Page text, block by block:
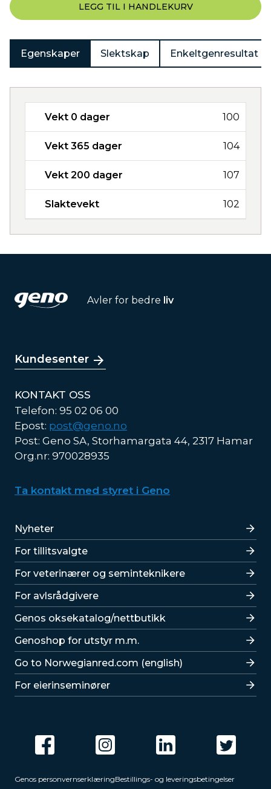
LEGG TIL I HANDLEKURV
Egenskaper Slektskap Enkeltgenresultat
Vekt 0 dager 100
Vekt 365 dager 104
Vekt 200 dager 107
Slaktevekt 102
Avler for bedre liv
Kundesenter
KONTAKT OSS
Telefon: 95 02 06 00
Epost: post@geno.no
Post: Geno SA, Storhamargata 44, 2317 Hamar
Org.nr: 970028935
Ta kontakt med styret i Geno
Lenker
Nyheter
For tillitsvalgte
For veterinærer og seminteknikere
For avlsrådgivere
Lenker
Genos oksekatalog/nettbutikk
Genoshop for utstyr m.m.
Go to Norwegianred.com (english)
For eierinseminører
Genos personvernserklæringBestillings- og leveringsbetingelser